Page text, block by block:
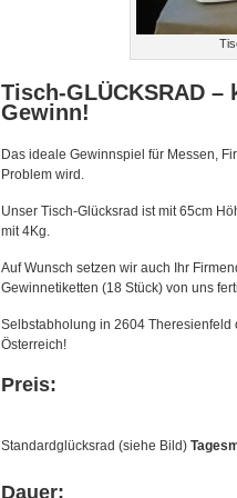
Tisch-GLÜCKSRAD
Gewinn!
Das ideale Gewinnspiel für Messen,
Problem wird.
Unser Tisch-Glücksrad ist mit 65cm
mit 4Kg.
Auf Wunsch setzen wir auch Ihr
Gewinnetiketten (18 Stück) von uns
Selbstabholung in 2604 Theresienfeld
Österreich!
Preis:
Standardglücksrad (siehe Bild)
Dauer: